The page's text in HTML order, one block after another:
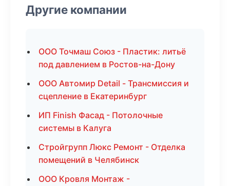
Другие компании
ООО Точмаш Союз - Пластик: литьё
под давлением в Ростов-на-Дону
ООО Автомир Detail - Трансмиссия и
сцепление в Екатеринбург
ИП Finish Фасад - Потолочные
системы в Калуга
Стройгрупп Люкс Ремонт - Отделка
помещений в Челябинск
ООО Кровля Монтаж -